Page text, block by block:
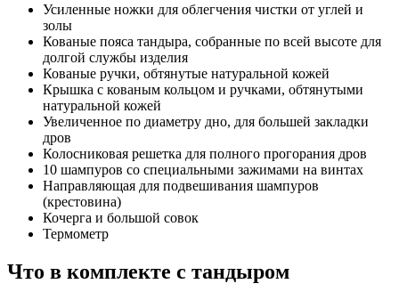
Усиленные ножки для облегчения чистки от углей и
золы
Кованые пояса тандыра, собранные по всей высоте для
долгой службы изделия
Кованые ручки, обтянутые натуральной кожей
Крышка с кованым кольцом и ручками, обтянутыми
натуральной кожей
Увеличенное по диаметру дно, для большей закладки
дров
Колосниковая решетка для полного прогорания дров
10 шампуров со специальными зажимами на винтах
Направляющая для подвешивания шампуров
(крестовина)
Кочерга и большой совок
Термометр
Что в комплекте с тандыром